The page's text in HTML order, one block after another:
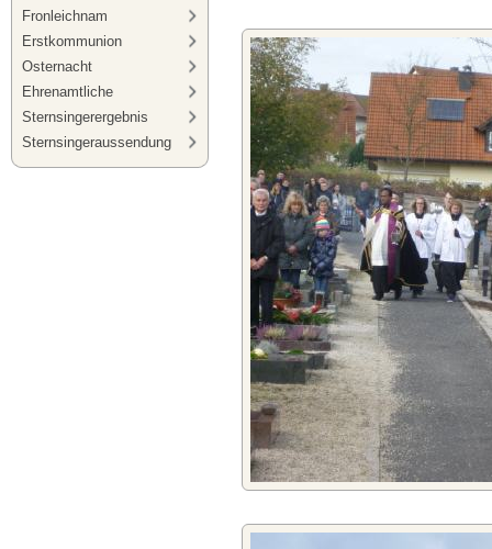
Fronleichnam
Erstkommunion
Osternacht
Ehrenamtliche
Sternsingerergebnis
Sternsingeraussendung